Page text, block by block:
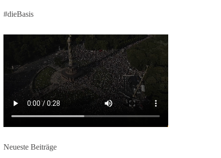
Die Gipfelerklärung liest sich jedoch wie ein
Neue Milliardenhilfen für die Ukraine, neue
Verpflichtungen für Europa, gigantische
Rüstungsdeals, Ausbau der
Verteidigungsindustrie, Modernisierung der
Streitkräfte, ein klares Bekenntnis zur
militärischen Abschreckung und dazu die
Forderung, der Iran dürfe keine Kernwaffe
besitzen.
friedensorientierte Politik?
#dieBasis
Neueste Beiträge